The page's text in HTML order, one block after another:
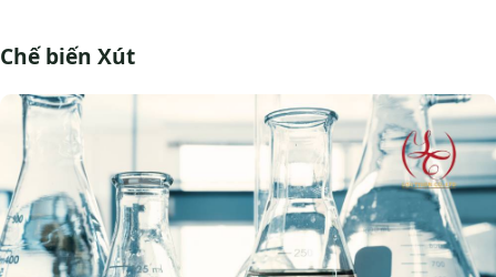
Chế biến Xút